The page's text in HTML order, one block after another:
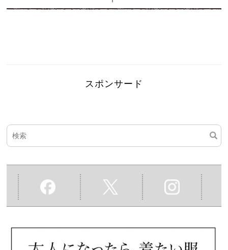
スポンサード